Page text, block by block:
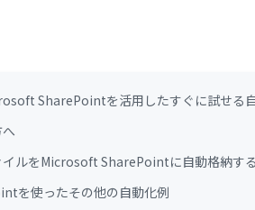
SharePointを活用したすぐに試せる
イルをMicrosoft SharePointに自動格納す
を使ったその他の自動化例